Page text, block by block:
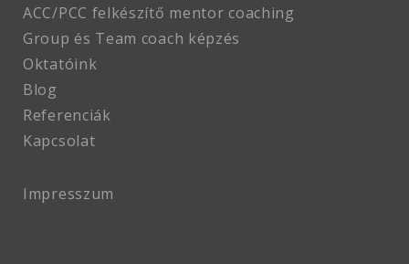
ACC/PCC felkészítő mentor coaching
Group és Team coach képzés
Oktatóink
Blog
Referenciák
Kapcsolat
Impresszum